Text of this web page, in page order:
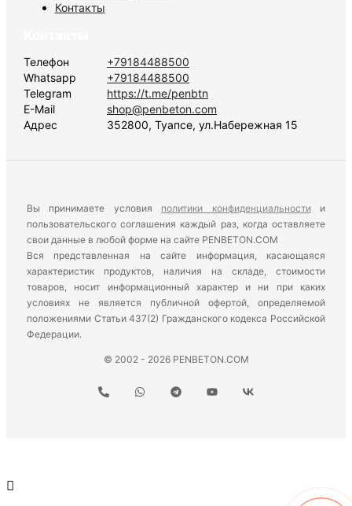
Контакты
Телефон
+79184488500
Whatsapp
+79184488500
Telegram
https://t.me/penbtn
E-Mail
shop@penbeton.com
Адрес
352800, Туапсе, ул.Набережная 15
Вы принимаете условия политики конфиденциальностии
пользовательского соглашения каждый раз, когда оставляете
свои данные в любой форме на сайте PENBETON.COM
Вся представленная на сайте информация, касающаяся
характеристик продуктов, наличия на складе, стоимости
товаров, носит информационный характер и ни при каких
условиях не является публичной офертой, определяемой
положениями Статьи 437(2) Гражданского кодекса Российской
Федерации.
© 2002 - 2026 PENBETON.COM